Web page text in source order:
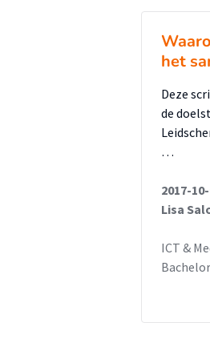
hebben
huidige
gedrag
Om de
onder
de groep
Dit advies
het
Deze
de
…
2017-
Lisa
ICT &
Bachelor